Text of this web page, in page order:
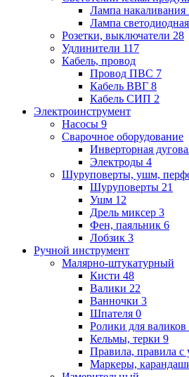
Лампа накаливания
Лампа светодиодная
Розетки, выключатели 28
Удлинители 117
Кабель, провод
Провод ПВС 7
Кабель ВВГ 8
Кабель СИП 2
Электроинструмент
Насосы 9
Сварочное оборудование
Инверторная
Электроды 4
Шуруповерты, ушм,
Шуруповерты 21
Ушм 12
Дрель миксер 3
Фен, паяльник 6
Лобзик 3
Ручной инструмент
Малярно-штукатурный
Кисти 48
Валики 22
Ванночки 3
Шпателя 0
Ролики для валиков
Кельмы, терки 9
Правила, правила с
Маркеры,